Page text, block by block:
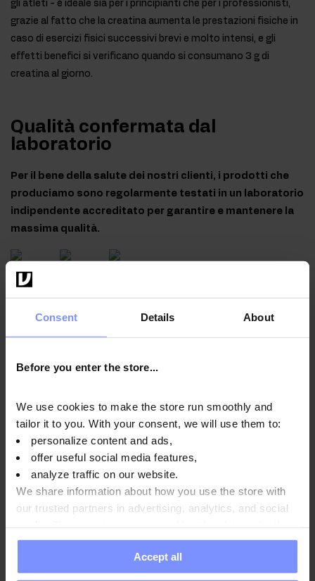
Consent Details About
Before you enter the store...
We use cookies to make the store run smoothly and
tailor it to you. With your consent, we will use them to:
personalize content and ads,
offer useful social media features,
analyze traffic on our website.
We share information about how you use the store with
our trusted partners in advertising, analytics, and social
information you have provided to them or that they have
collected when you use their services. Do you agree?
Accept all
gli atleti - è ideale sia per i principianti che per i professionisti,
grazie al fatto che la creatina aumenta le prestazioni fisiche in
caso di esercizi fisici successivi brevi e molto intensi, e gli
effetti benefici si verificano quando si consumano 3 g di
creatina al giorno.
Qualità confermata dal
laboratorio
Per il bene della salute dei nostri clienti, i prodotti che
produciamo sono regolarmente testati in un laboratorio
indipendente accreditato per garantire e mantenere la
massima qualità.
OstroVit Creatina Monoidrato - Analisi del contenuto di
OstroVit Creatina Monoidrato - Analisi del contenuto di
metalli pesanti 17.12.2025
OstroVit Creatina Monoidrato - Analisi del contenuto di
metalli pesanti 26.08.2025
OstroVit Creatina Monoidrato - Analisi microbiologica